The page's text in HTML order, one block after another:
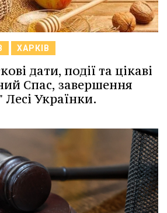
ХАРКІВ
дати, події та цікаві
Спас, завершення
Лесі Українки.